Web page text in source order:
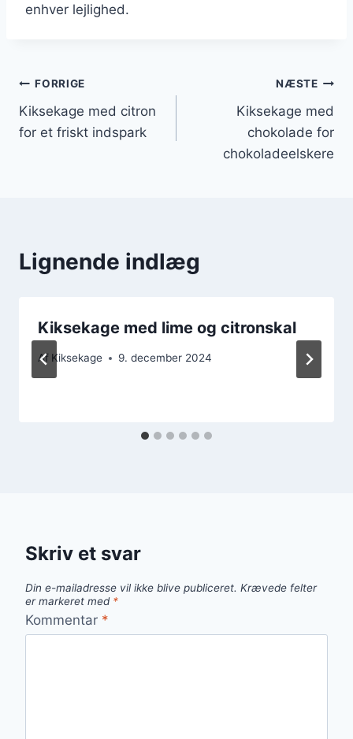
enhver lejlighed.
Indlægsnavigation
FORRIGE
Kiksekage med citron
for et friskt indspark
NÆSTE
Kiksekage med
chokolade for
chokoladeelskere
Lignende indlæg
Kiksekage med lime og citronskal
Af Kiksekage 9. december 2024
Skriv et svar
Din e-mailadresse vil ikke blive publiceret. Krævede felter
er markeret med *
Kommentar *